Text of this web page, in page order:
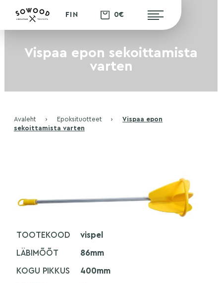
FIN 0€
Vispaa epon sekoittamista
varten
Avaleht › Epoksituotteet ›
Vispaa epon
sekoittamista varten
TOOTEKOOD vispel
LÄBIMÕÕT 86mm
KOGU PIKKUS 400mm